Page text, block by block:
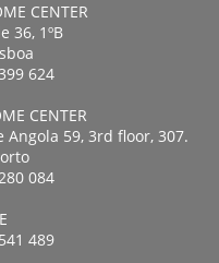
CENTER
36, 1ºB
624
CENTER
59, 3rd floor, 307.
084
489